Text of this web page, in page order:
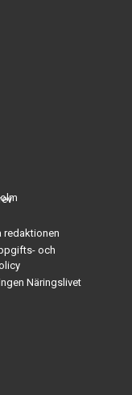
redaktionen
och
Näringslivet